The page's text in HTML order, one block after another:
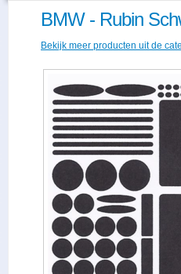
BMW - Rubin
Bekijk meer producten uit de